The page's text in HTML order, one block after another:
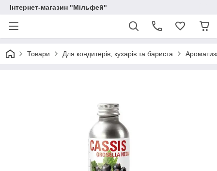
Інтернет-магазин "Мільфей"
Товари Для кондитерів, кухарів та бариста